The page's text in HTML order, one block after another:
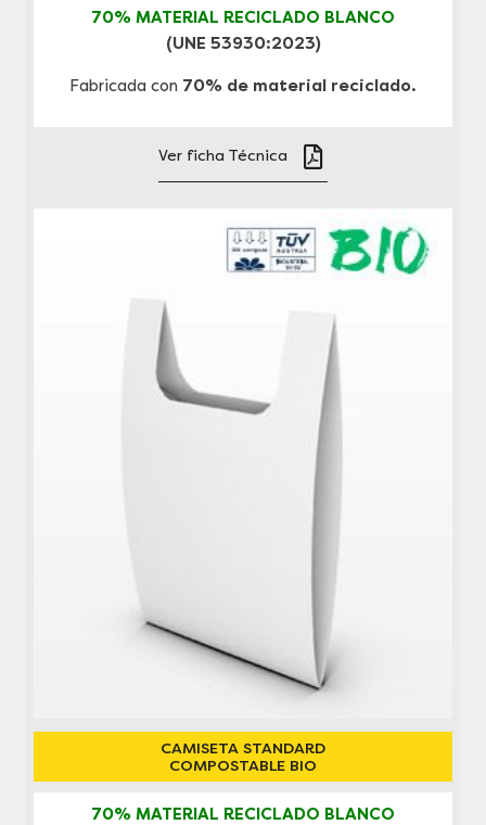
70% MATERIAL RECICLADO BLANCO
(UNE 53930:2023)
Fabricada con 70% de material reciclado.
Ver ficha Técnica
CAMISETA STANDARD
COMPOSTABLE BIO
70% MATERIAL RECICLADO BLANCO